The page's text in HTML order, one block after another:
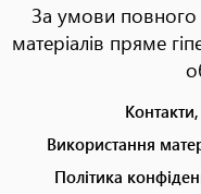
За умови повного
матеріалів пряме
menuВикористання
Політика